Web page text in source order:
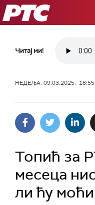
РТС
Читај ми!
НЕДЕЉА, 09.03.2025, 18:55
Топић за
месеца
ли ћу